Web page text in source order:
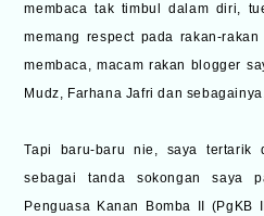
membaca tak timbul dalam diri,
memang respect pada rakan-
membaca, macam rakan blogger
Mudz, Farhana Jafri dan
Tapi baru-baru nie, saya tertarik
sebagai tanda sokongan saya
Penguasa Kanan Bomba II